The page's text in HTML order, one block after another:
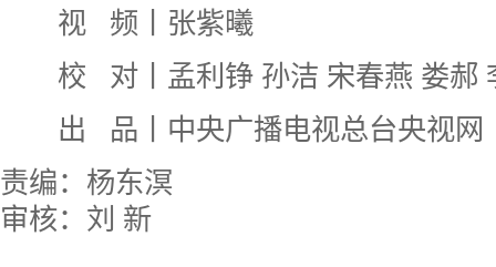
视 频丨张紫曦
校 对丨孟利铮 孙洁 宋春燕 娄郝
出 品丨中央广播电视总台央视网
责编：杨东溟
审核：刘 新